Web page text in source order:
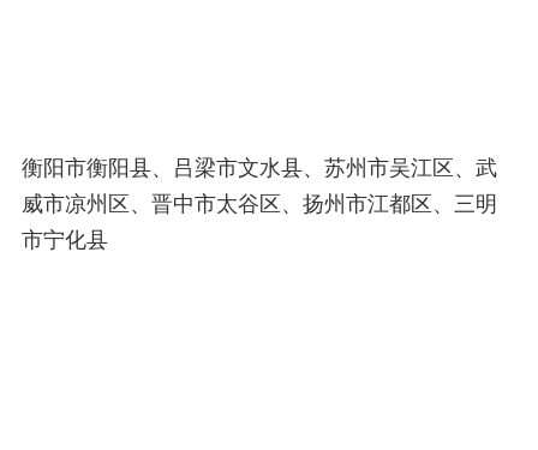
衡阳市衡阳县、吕梁市文水县、苏州市吴江区、武
威市凉州区、晋中市太谷区、扬州市江都区、三明
市宁化县